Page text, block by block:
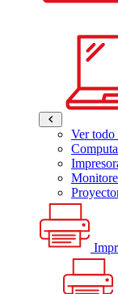
Ver todo